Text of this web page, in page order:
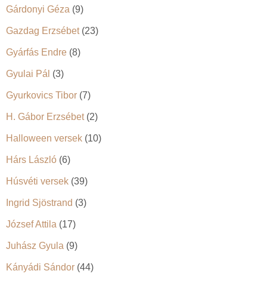
Gárdonyi Géza (9)
Gazdag Erzsébet(23)
Gyárfás Endre (8)
Gyulai Pál (3)
Gyurkovics Tibor (7)
H. Gábor Erzsébet(2)
Halloween versek (10)
Hárs László (6)
Húsvéti versek (39)
Ingrid Sjöstrand (3)
József Attila (17)
Juhász Gyula (9)
Kányádi Sándor (44)